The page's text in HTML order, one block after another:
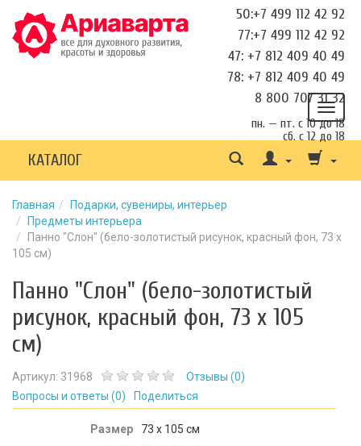
50:+7 499 112 42 92
77:+7 499 112 42 92
47: +7 812 409 40 49
78: +7 812 409 40 49
8 800 707 31 32
пн. — пт. с 10 до 18
сб. с 12 до 18
КАТАЛОГ
Главная
Подарки, сувениры, интерьер
Предметы интерьера
Панно "Слон" (бело-золотистый рисунок, красный фон, 73 х
105 см)
Панно "Слон" (бело-золотистый
рисунок, красный фон, 73 х 105
см)
Артикул: 31968 Отзывы (0)
Вопросы и ответы (0) Поделиться
Размер
73 х 105 см